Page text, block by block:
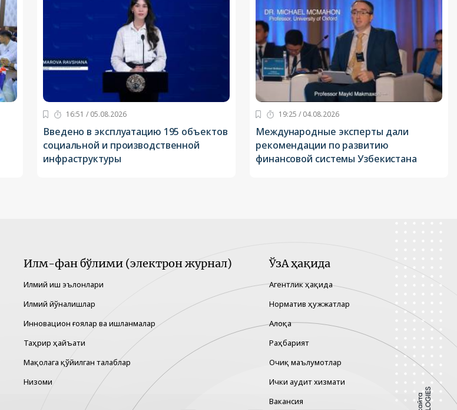
16:51 / 05.08.2026
Введено в эксплуатацию 195 объектов
социальной и производственной
инфраструктуры
19:25 / 04.08.2026
Международные эксперты дали
рекомендации по развитию
финансовой системы Узбекистана
Илм-фан бўлими (электрон журнал)
Илмий иш эълонлари
Илмий йўналишлар
Инновацион ғоялар ва ишланмалар
Таҳрир ҳайъати
Мақолага қўйилган талаблар
Низоми
ЎзА ҳақида
Агентлик ҳақида
Норматив ҳужжатлар
Алоқа
Раҳбарият
Очиқ маълумотлар
Ички аудит хизмати
Вакансия